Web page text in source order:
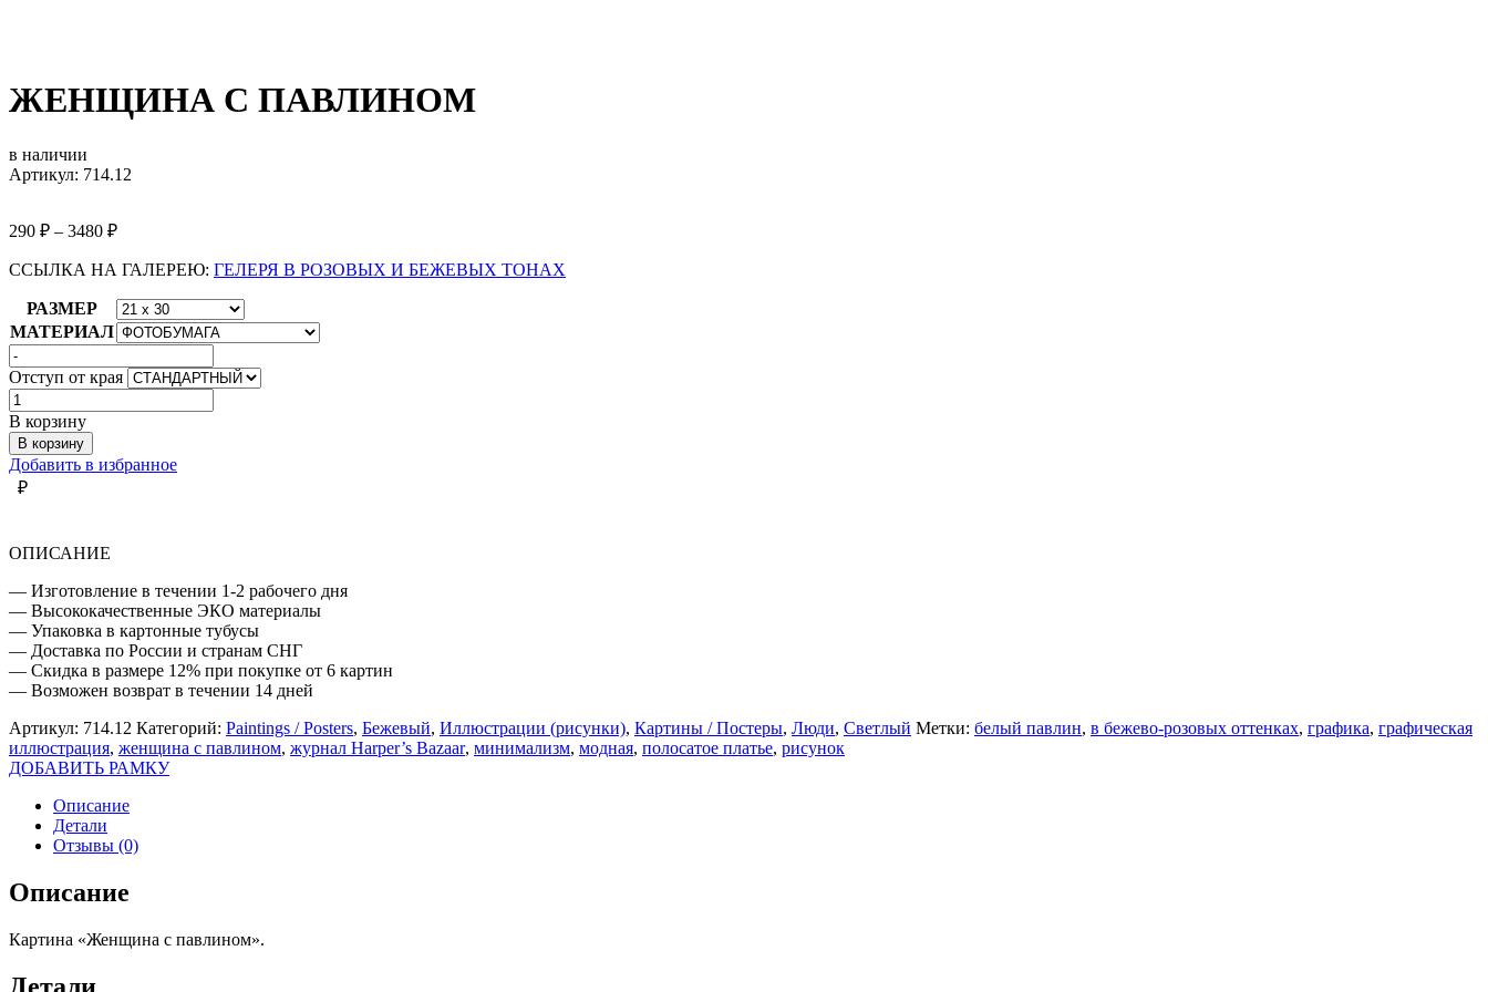
ЖЕНЩИНА С ПАВЛИНОМ
в наличии
Артикул: 714.12
290 ₽ – 3480 ₽
ССЫЛКА НА ГАЛЕРЕЮ: ГЕЛЕРЯ В РОЗОВЫХ И БЕЖЕВЫХ ТОНАХ
РАЗМЕР
МАТЕРИАЛ
Отступ от края
Количество
товара
ЖЕНЩИНА
С
ПАВЛИНОМ
В корзину
В корзину
Добавить в избранное
₽
ОПИСАНИЕ
— Изготовление в течении 1-2 рабочего дня
— Высококачественные ЭКО материалы
— Упаковка в картонные тубусы
— Доставка по России и странам СНГ
— Скидка в размере 12% при покупке от 6 картин
— Возможен возврат в течении 14 дней
Артикул: 714.12 Категорий: Paintings / Posters, Бежевый, Иллюстрации (рисунки), Картины / Постеры, Люди, Светлый Метки: белый павлин, в бежево-розовых оттенках, графика, графическая
иллюстрация, женщина с павлином, журнал Harper’s Bazaar, минимализм, модная, полосатое платье, рисунок
ДОБАВИТЬ РАМКУ
Описание
Детали
Отзывы (0)
Описание
Картина «Женщина с павлином».
Детали